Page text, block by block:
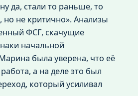
да, стали то раньше, то
но не критично». Анализы
ФСГ, скачущие
начальной
была уверена, что её
а на деле это был
который усиливал